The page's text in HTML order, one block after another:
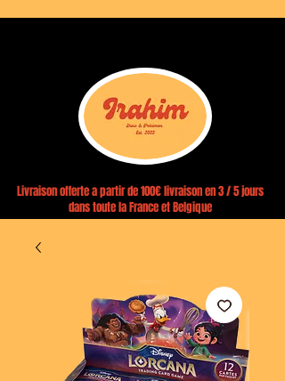
Livraison offerte a partir de 100€ livraison en 3 / 5 jours
dans toute la France et Belgique